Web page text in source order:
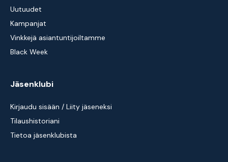
Uutuudet
Kampanjat
Vinkkejä asiantuntijoiltamme
Black Week
Jäsenklubi
Kirjaudu sisään / Liity jäseneksi
Tilaushistoriani
Tietoa jäsenklubista